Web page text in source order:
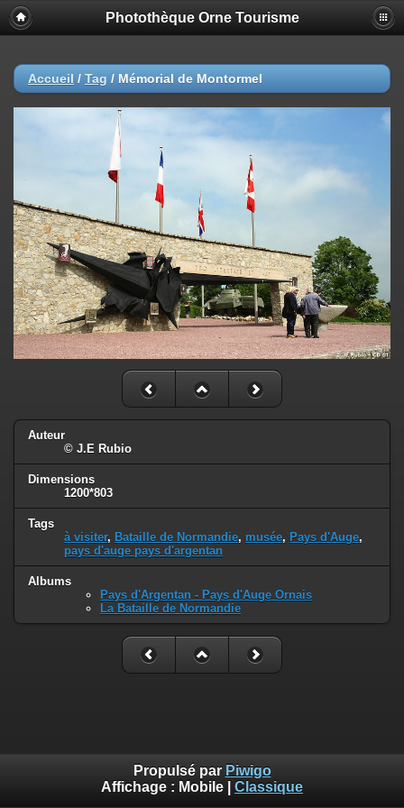
Photothèque Orne Tourisme
Accueil / Tag / Mémorial de Montormel
Auteur
© J.E Rubio
Dimensions
1200*803
Tags
à visiter, Bataille de Normandie, musée, Pays d'Auge,
pays d'auge pays d'argentan
Albums
Pays d'Argentan - Pays d'Auge Ornais
La Bataille de Normandie
Propulsé par Piwigo
Affichage : Mobile Classique